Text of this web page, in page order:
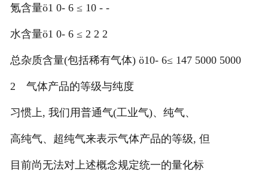
氪含量ö1 0- 6 ≤ 10 - -
水含量ö1 0- 6 ≤ 2 2 2
总杂质含量(包括稀有气体) ö10- 6≤ 147 5000 5000
2 气体产品的等级与纯度
习惯上, 我们用普通气(工业气)、纯气、
高纯气、超纯气来表示气体产品的等级, 但
目前尚无法对上述概念规定统一的量化标